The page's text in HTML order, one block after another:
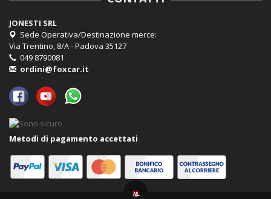
JONESTI SRL
Sede Operativa/Destinazione merce:
Via Trentino, 8/A - Padova 35127
049 8790081
ordini@foxcar.it
Metodi di pagamento accettati